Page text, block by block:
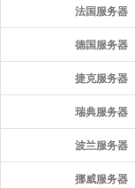
法国服务器
德国服务器
捷克服务器
瑞典服务器
波兰服务器
挪威服务器